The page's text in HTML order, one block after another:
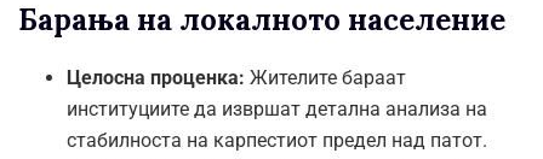
Барања на локалното население
Целосна проценка: Жителите бараат
институциите да извршат детална анализа на
стабилноста на карпестиот предел над патот.